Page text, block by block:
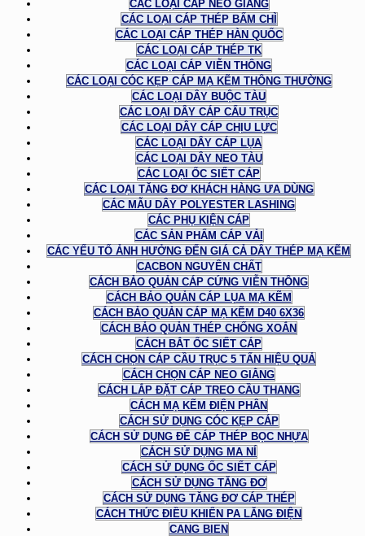
CÁC LOẠI CÁP NEO GIẰNG
CÁC LOẠI CÁP THÉP BẤM CHÌ
CÁC LOẠI CÁP THÉP HÀN QUỐC
CÁC LOẠI CÁP THÉP TK
CÁC LOẠI CÁP VIỄN THÔNG
CÁC LOẠI CÓC KẸP CÁP MẠ KẼM THÔNG THƯỜNG
CÁC LOẠI DÂY BUỘC TÀU
CÁC LOẠI DÂY CÁP CẨU TRỤC
CÁC LOẠI DÂY CÁP CHỊU LỰC
CÁC LOẠI DÂY CÁP LỤA
CÁC LOẠI DÂY NEO TÀU
CÁC LOẠI ỐC SIẾT CÁP
CÁC LOẠI TĂNG ĐƠ KHÁCH HÀNG ƯA DÙNG
CÁC MẪU DÂY POLYESTER LASHING
CÁC PHỤ KIỆN CÁP
CÁC SẢN PHẨM CÁP VẢI
CÁC YẾU TỐ ẢNH HƯỞNG ĐẾN GIÁ CẢ DÂY THÉP MẠ KẼM
CACBON NGUYÊN CHẤT
CÁCH BẢO QUẢN CÁP CỨNG VIỄN THÔNG
CÁCH BẢO QUẢN CÁP LỤA MẠ KẼM
CÁCH BẢO QUẢN CÁP MẠ KẼM D40 6X36
CÁCH BẢO QUẢN THÉP CHỐNG XOẮN
CÁCH BẮT ỐC SIẾT CÁP
CÁCH CHỌN CÁP CẦU TRỤC 5 TẤN HIỆU QUẢ
CÁCH CHỌN CÁP NEO GIẰNG
CÁCH LẮP ĐẶT CÁP TREO CẦU THANG
CÁCH MẠ KẼM ĐIỆN PHÂN
CÁCH SỬ DỤNG CÓC KẸP CÁP
CÁCH SỬ DỤNG ĐỂ CÁP THÉP BỌC NHỰA
CÁCH SỬ DỤNG MA NÍ
CÁCH SỬ DỤNG ỐC SIẾT CÁP
CÁCH SỬ DỤNG TĂNG ĐƠ
CÁCH SỬ DỤNG TĂNG ĐƠ CÁP THÉP
CÁCH THỨC ĐIỀU KHIỂN PA LĂNG ĐIỆN
CANG BIEN